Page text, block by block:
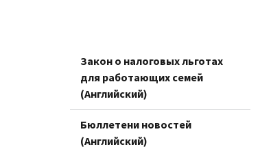
Закон о налоговых льготах
для работающих семей
(Английский)
Бюллетени новостей
(Английский)